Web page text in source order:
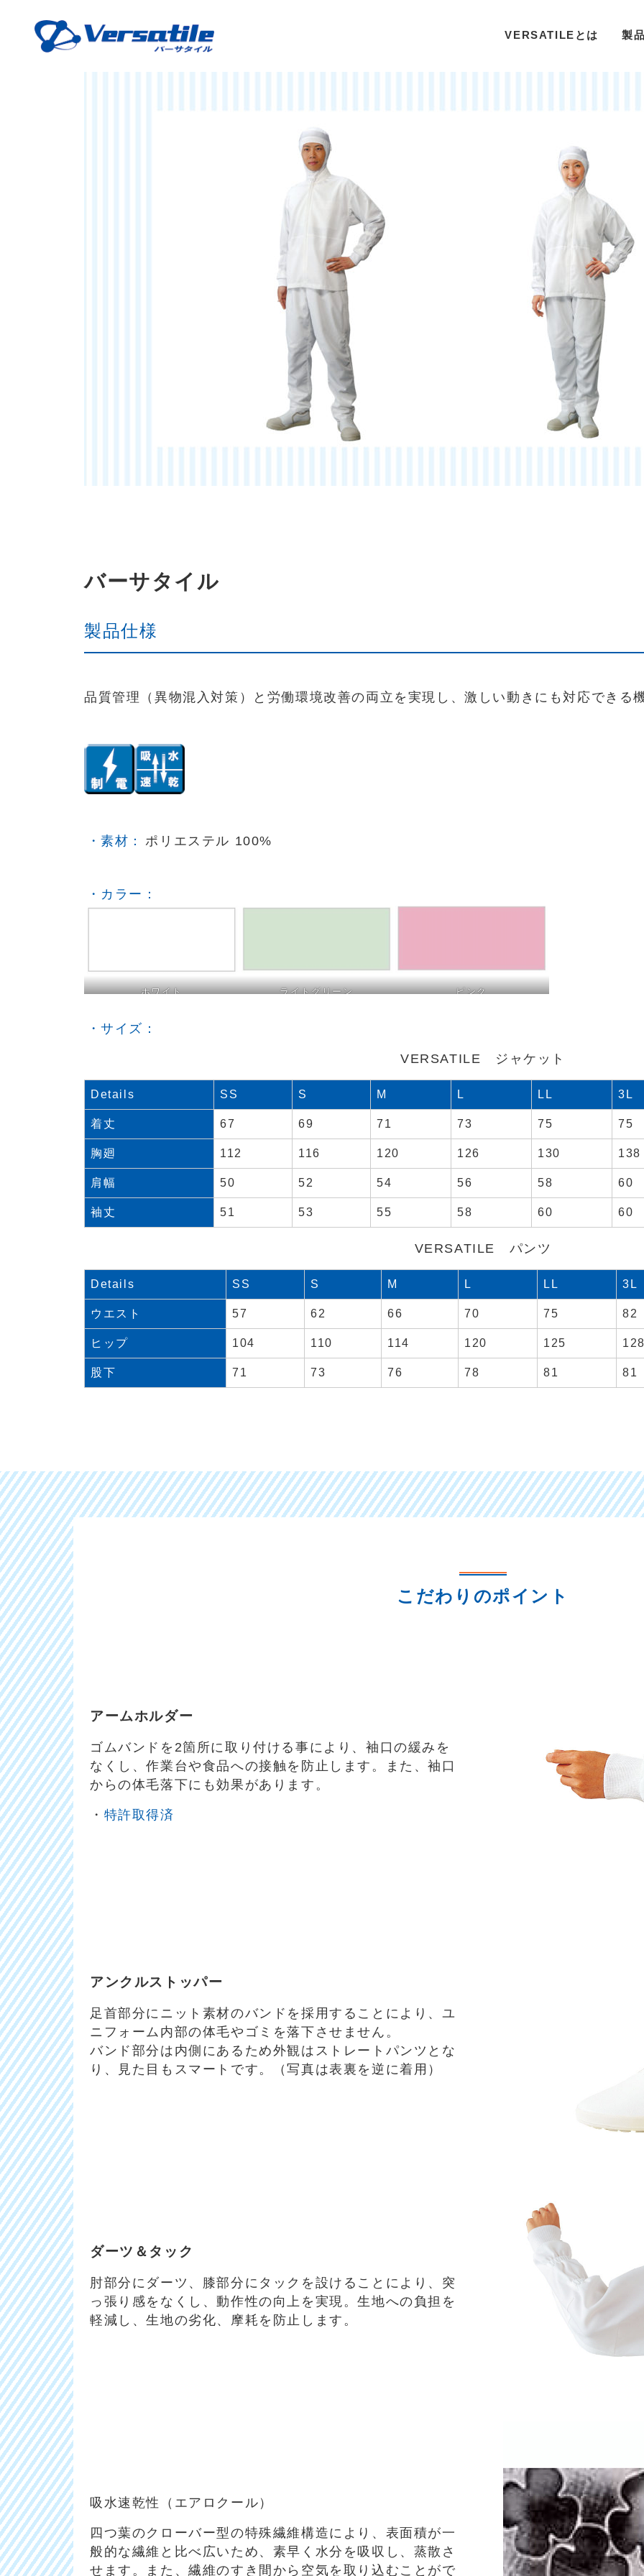
VERSATILEとは 製
バーサタイル
製品仕様
品質管理（異物混入対策）と労働環境改善の両立を実現し、激しい動きにも対応できる
・素材： ポリエステル 100%
・カラー：
ホワイト ライトグリーン ピンク
・サイズ：
VERSATILE ジャケット
Details SS S M L LL 3L
着丈 67 69 71 73 75 75
胸廻 112 116 120 126 130 138
肩幅 50 52 54 56 58 60
袖丈 51 53 55 58 60 60
VERSATILE パンツ
Details SS S M L LL 3L
ウエスト 57 62 66 70 75 82
ヒップ 104 110 114 120 125 128
股下 71 73 76 78 81 81
こだわりのポイント
アームホルダー
ゴムバンドを2箇所に取り付ける事により、袖口の緩みを
なくし、作業台や食品への接触を防止します。また、袖口
からの体毛落下にも効果があります。
・ 特許取得済
アンクルストッパー
足首部分にニット素材のバンドを採用することにより、ユ
ニフォーム内部の体毛やゴミを落下させません。
バンド部分は内側にあるため外観はストレートパンツとな
り、見た目もスマートです。（写真は表裏を逆に着用）
ダーツ＆タック
肘部分にダーツ、膝部分にタックを設けることにより、突
っ張り感をなくし、動作性の向上を実現。生地への負担を
軽減し、生地の劣化、摩耗を防止します。
吸水速乾性（エアロクール）
四つ葉のクローバー型の特殊繊維構造により、表面積が一
般的な繊維と比べ広いため、素早く水分を吸収し、蒸散さ
せます。また、繊維のすき間から空気を取り込むことがで